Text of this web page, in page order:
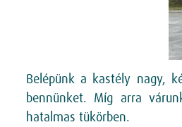
Belépünk a kastély nagy,
bennünket. Míg arra
hatalmas tükörben.